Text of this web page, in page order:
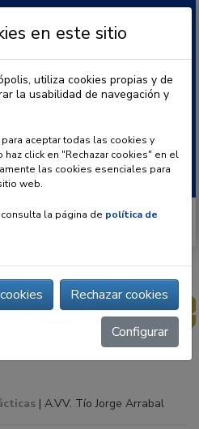
CONTACTO
Buscar:
| A.VV. Tío Jorge Arrabal
en este sitio
utiliza cookies propias y de
la usabilidad de navegación y
aceptar todas las cookies y
click en "Rechazar cookies" en el
las cookies esenciales para
web.
la página de política de
Aceptar cookies Rechazar cookies
Configurar